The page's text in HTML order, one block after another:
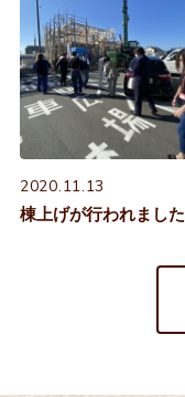
2020.11.13
棟上げが行われました